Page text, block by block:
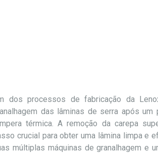
dos processos de fabricação da
das lâminas de serra após um
térmica. A remoção da carepa
crucial para obter uma lâmina limpa e
múltiplas máquinas de granalhagem e